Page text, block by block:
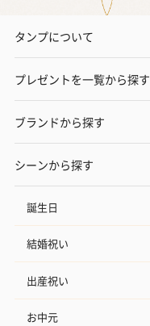
タンプについて
プレゼントを一覧から探す
ブランドから探す
シーンから探す
誕生日
結婚祝い
出産祝い
お中元